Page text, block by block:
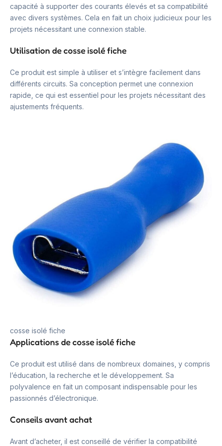
capacité à supporter des courants élevés et sa compatibilité
avec divers systèmes. Cela en fait un choix judicieux pour les
projets nécessitant une connexion stable.
Utilisation de cosse isolé fiche
Ce produit est simple à utiliser et s’intègre facilement dans
différents circuits. Sa conception permet une connexion
rapide, ce qui est essentiel pour les projets nécessitant des
ajustements fréquents.
cosse isolé fiche
Applications de cosse isolé fiche
Ce produit est utilisé dans de nombreux domaines, y compris
l’éducation, la recherche et le développement. Sa
polyvalence en fait un composant indispensable pour les
passionnés d’électronique.
Conseils avant achat
Avant d’acheter, il est conseillé de vérifier la compatibilité